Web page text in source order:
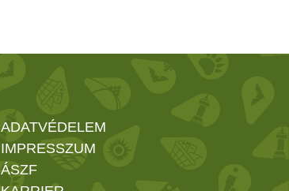
ADATVÉDELEM
IMPRESSZUM
ÁSZF